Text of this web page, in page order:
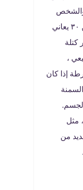
والشخص
الذي لديه مؤشر كتلة الجسم أكثر من ٣٠ يعاني
كتلة
طبيعي ،
إذا كان
الجسم لديه أكثر من ٤٠. السمنة
مثل
من